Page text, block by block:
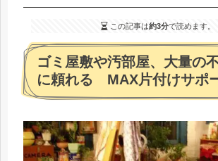
この記事は約3分で読めます。
ゴミ屋敷や汚部屋、大量の
に頼れる MAX片付けサポ